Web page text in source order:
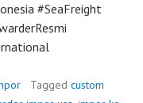
#SeaFreight
Tagged custom